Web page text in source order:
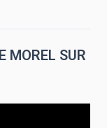
MOREL SUR